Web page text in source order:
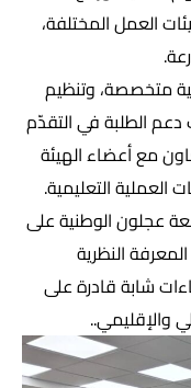
العمل المختلفة،
متخصصة، وتنظيم
الطلبة في التقدّم
مع أعضاء الهيئة
العملية التعليمية.
عجلون الوطنية على
النظرية
شابة قادرة على
والإقليمي..